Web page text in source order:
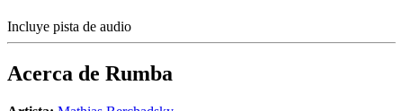
Incluye pista de audio
Acerca de Rumba